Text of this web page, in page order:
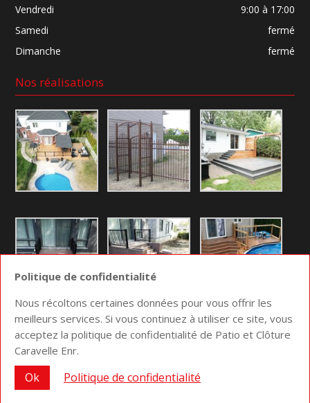
Vendredi
9:00 à 17:00
Samedi
fermé
Dimanche
fermé
Nos réalisations
Conception site web Medialogue © 2026 | Optimisez
Accueil La compagnie
Plan du site
Politique de confidentialité
Nous récoltons certaines données pour vous offrir les
meilleurs services. Si vous continuez à utiliser ce site, vous
acceptez la politique de confidentialité de Patio et Clôture
Caravelle Enr.
Ok Politique de confidentialité